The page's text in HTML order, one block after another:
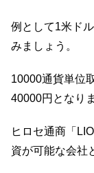
例として1米ド
みましょう。
10000通貨単位
40000円となり
ヒロセ通商「
資が可能な会社